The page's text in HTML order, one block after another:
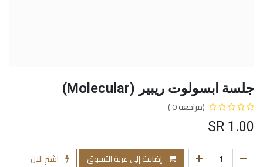
جلسة ابسولوت ريبير (Molecular)
(مراجعة 0 )
1.00
إضافة إلى عربة التسوق
اشترِ الآن